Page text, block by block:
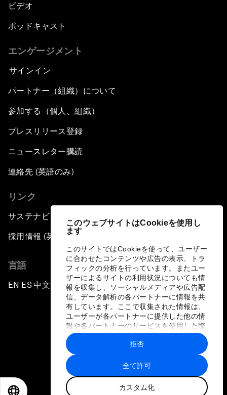
このウェブサイトはCookieを使用し
ます
このサイトではCookieを使って、ユーザー
に合わせたコンテンツや広告の表示、トラ
フィックの分析を行っています。またユー
ザーによるサイトの利用状況についても情
報を収集し、ソーシャルメディアや広告配
信、データ解析の各パートナーに情報を共
有しています。ここで収集された情報は、
ユーザーが各パートナーに提供した他の情
報や各パートナーのサービスを使用した際
に収集された情報と組み合わされ、各パー
トナーによって使用されることがありま
す。
全て許可
カスタム化
拒否
ビデオ
ポッドキャスト
エンゲージメント
サインイン
パートナー（組織）について
参加する（個人、組織）
プレスリリース登録
ニュースレター購読
連絡先 (英語のみ)
リンク
サステナビリティへの取り組み
採用情報 (英語のみ)
言語
EN ▪ES▪中文▪ 日本語
プライバシーポリシーと利用規約
サイトマップ
©
世界経済フォーラム